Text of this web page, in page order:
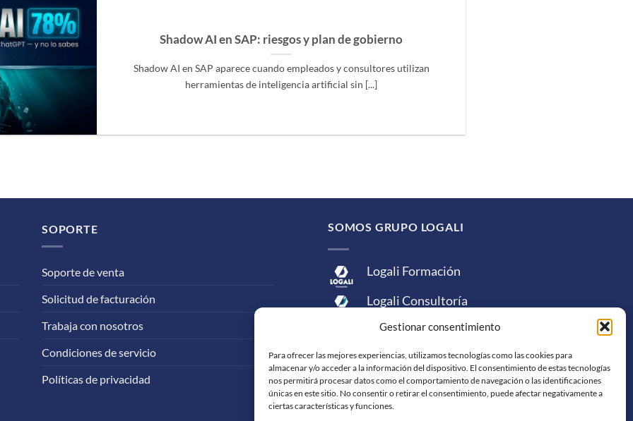
Gestionar consentimiento
Para ofrecer las mejores experiencias, utilizamos tecnologías como las cookies para
almacenar y/o acceder a la información del dispositivo. El consentimiento de estas tecnologías
nos permitirá procesar datos como el comportamiento de navegación o las identificaciones
únicas en este sitio. No consentir o retirar el consentimiento, puede afectar negativamente a
ciertas características y funciones.
Shadow AI en SAP: riesgos y plan de gobierno
Shadow AI en SAP aparece cuando empleados y consultores utilizan
herramientas de inteligencia artificial sin [...]
SOPORTE
Soporte de venta
Solicitud de facturación
Trabaja con nosotros
Condiciones de servicio
Políticas de privacidad
SOMOS GRUPO LOGALI
Logali Formación
Logali Consultoría
Logali Ingeniería